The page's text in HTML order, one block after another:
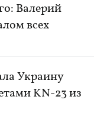
Валерий
всех
Украину
KN-23 из